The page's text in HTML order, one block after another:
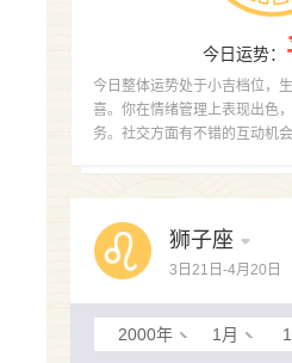
今日运势：
今日整体运势处于小吉档位，
喜。你在情绪管理上表现出色
务。社交方面有不错的互动机
狮子座
3日21日-4月20日
2000年 1月